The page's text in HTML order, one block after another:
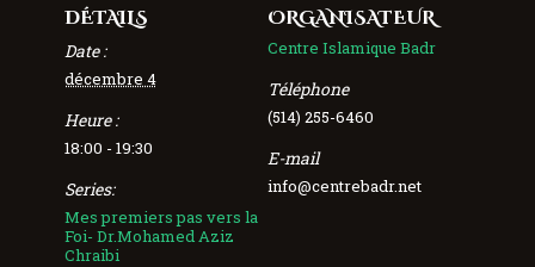
DÉTAILS
Date :
décembre 4
Heure :
18:00 - 19:30
Series:
Mes premiers pas vers la
Foi- Dr.Mohamed Aziz
Chraibi
ORGANISATEUR
Centre Islamique Badr
Téléphone
(514) 255-6460
E-mail
info@centrebadr.net